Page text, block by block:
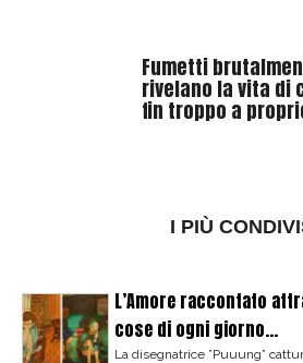
Fumetti
rivelano la vita di
fin troppo a
I PIÙ
L’Amore raccontato
cose di ogni giorno...
La disegnatrice ”Puuung”